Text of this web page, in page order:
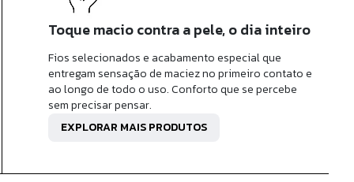
Toque macio contra a pele, o dia inteiro
Fios selecionados e acabamento especial que
entregam sensação de maciez no primeiro contato e
ao longo de todo o uso. Conforto que se percebe
sem precisar pensar.
EXPLORAR MAIS PRODUTOS